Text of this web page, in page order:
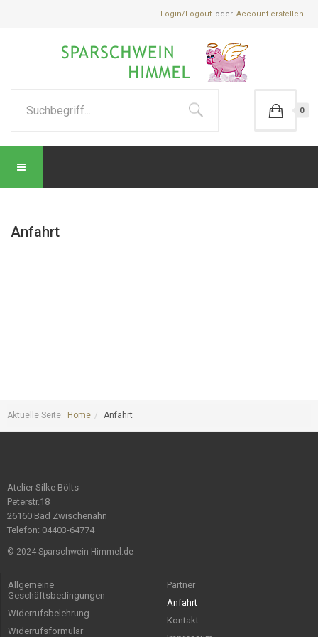
Login/Logout Account erstellen
0
Anfahrt
Aktuelle Seite: Home Anfahrt
Atelier Silke Bölts
Peterstr.18
26160 Bad Zwischenahn
Telefon: 04403-64774
© 2024 Sparschwein-Himmel.de
Allgemeine
Geschäftsbedingungen
Widerrufsbelehrung
Widerrufsformular
Partner
Anfahrt
Kontakt